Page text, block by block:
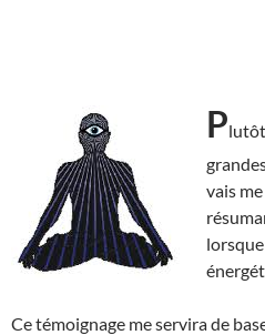
P
vais
lorsque
Ce témoignage me servira de